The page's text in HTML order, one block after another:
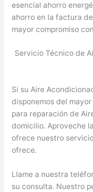
esencial ahorro
ahorro en la factura
mayor compromiso
Servicio Técnico de
Si su Aire
disponemos del
para reparación de
domicilio. Aproveche
ofrece nuestro
ofrece.
Llame a nuestra
su consulta. Nuestro